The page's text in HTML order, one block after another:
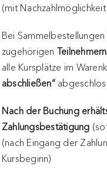
(mit
Bei Sammelbestellungen
zugehörigen
alle Kursplätze im
abschließen“
Nach der Buchung
Zahlungsbestätigung
(nach Eingang der
Kursbeginn)